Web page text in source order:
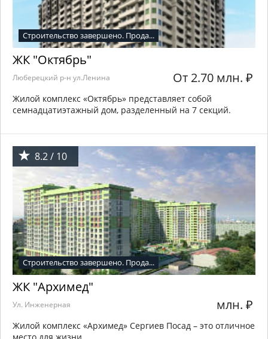
Строительство завершено. Прода...
ЖК "Октябрь"
Люберецкий р-н ул.Ленина От 2.70 млн. ₽
Жилой комплекс «Октябрь» представляет собой
семнадцатиэтажный дом, разделенный на 7 секций.
8.2 / 10
Строительство завершено. Прода...
ЖК "Архимед"
Ул. Инженерная млн. ₽
Жилой комплекс «Архимед» Сергиев Посад – это отличное